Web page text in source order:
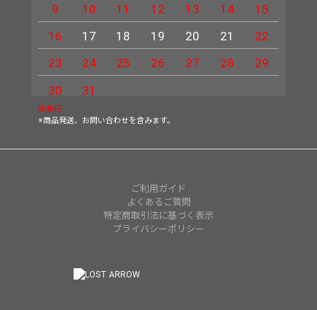
9
10 11 12 13 14
15
16
17 18 19 20 21
22
23
24 25 26 27 28
29
30
31
休業日
※商品発送、お問い合わせを含みます。
ご利用ガイド
よくあるご質問
特定商取引法に基づく表示
プライバシーポリシー